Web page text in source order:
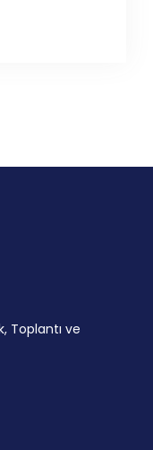
Toplantı ve